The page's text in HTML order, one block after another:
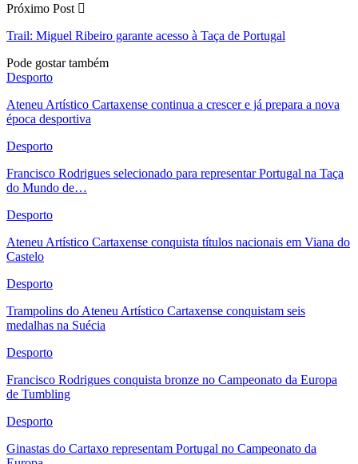
Próximo Post
Trail: Miguel Ribeiro garante acesso à Taça de Portugal
Pode gostar também
Desporto
Ateneu Artístico Cartaxense continua a crescer e já prepara a nova
época desportiva
Desporto
Francisco Rodrigues selecionado para representar Portugal na Taça
do Mundo de…
Desporto
Ateneu Artístico Cartaxense conquista títulos nacionais em Viana do
Castelo
Desporto
Trampolins do Ateneu Artístico Cartaxense conquistam seis
medalhas na Suécia
Desporto
Francisco Rodrigues conquista bronze no Campeonato da Europa
de Tumbling
Desporto
Ginastas do Cartaxo representam Portugal no Campeonato da